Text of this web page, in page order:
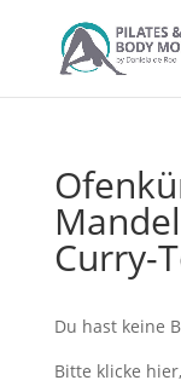
Curry-
Du hast keine
Bitte klicke